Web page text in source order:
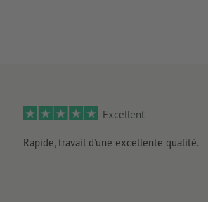
Excellent
Rapide, travail d'une excellente qualité.